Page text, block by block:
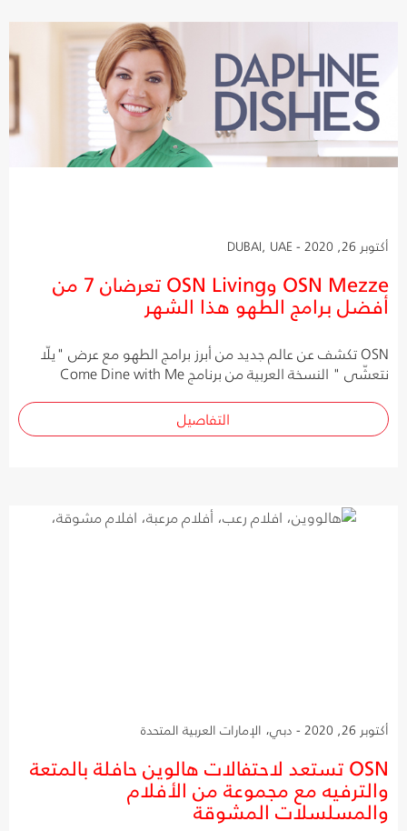
أكتوبر 26, 2020 - DUBAI, UAE
OSN Mezze وOSN Living تعرضان 7 من
أفضل برامج الطهو هذا الشهر
OSN تكشف عن عالم جديد من أبرز برامج الطهو مع عرض "يلّا
نتعشّى " النسخة العربية من برنامج Come Dine with Me
التفاصيل
أكتوبر 26, 2020 - دبي، الإمارات العربية المتحدة
OSN تستعد لاحتفالات هالوين حافلة بالمتعة
والترفيه مع مجموعة من الأفلام
والمسلسلات المشوقة